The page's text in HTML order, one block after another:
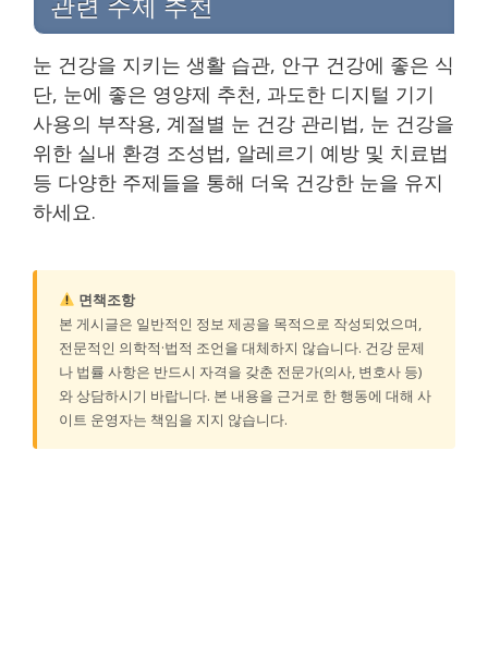
관련 주제 추천
눈 건강을 지키는 생활 습관, 안구 건강에 좋은 식
단, 눈에 좋은 영양제 추천, 과도한 디지털 기기
사용의 부작용, 계절별 눈 건강 관리법, 눈 건강을
위한 실내 환경 조성법, 알레르기 예방 및 치료법
등 다양한 주제들을 통해 더욱 건강한 눈을 유지
하세요.
면책조항
본 게시글은 일반적인 정보 제공을 목적으로 작성되었으며,
전문적인 의학적·법적 조언을 대체하지 않습니다. 건강 문제
나 법률 사항은 반드시 자격을 갖춘 전문가(의사, 변호사 등)
와 상담하시기 바랍니다. 본 내용을 근거로 한 행동에 대해 사
이트 운영자는 책임을 지지 않습니다.